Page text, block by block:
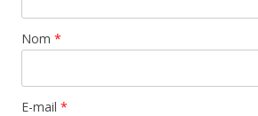
Nom *
E-mail *